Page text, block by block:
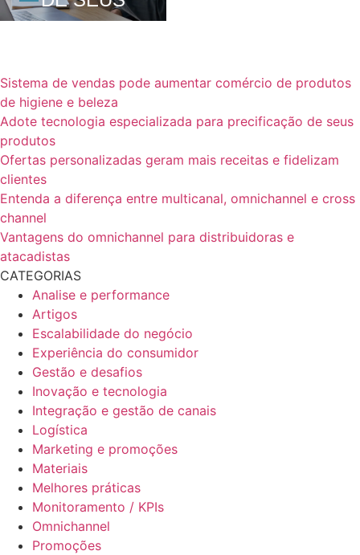
PRODUTOS
Sistema de vendas pode aumentar comércio de produtos
de higiene e beleza
Adote tecnologia especializada para precificação de seus
produtos
Ofertas personalizadas geram mais receitas e fidelizam
clientes
Entenda a diferença entre multicanal, omnichannel e cross
channel
Vantagens do omnichannel para distribuidoras e
atacadistas
CATEGORIAS
Analise e performance
Artigos
Escalabilidade do negócio
Experiência do consumidor
Gestão e desafios
Inovação e tecnologia
Integração e gestão de canais
Logística
Marketing e promoções
Materiais
Melhores práticas
Monitoramento / KPIs
Omnichannel
Promoções